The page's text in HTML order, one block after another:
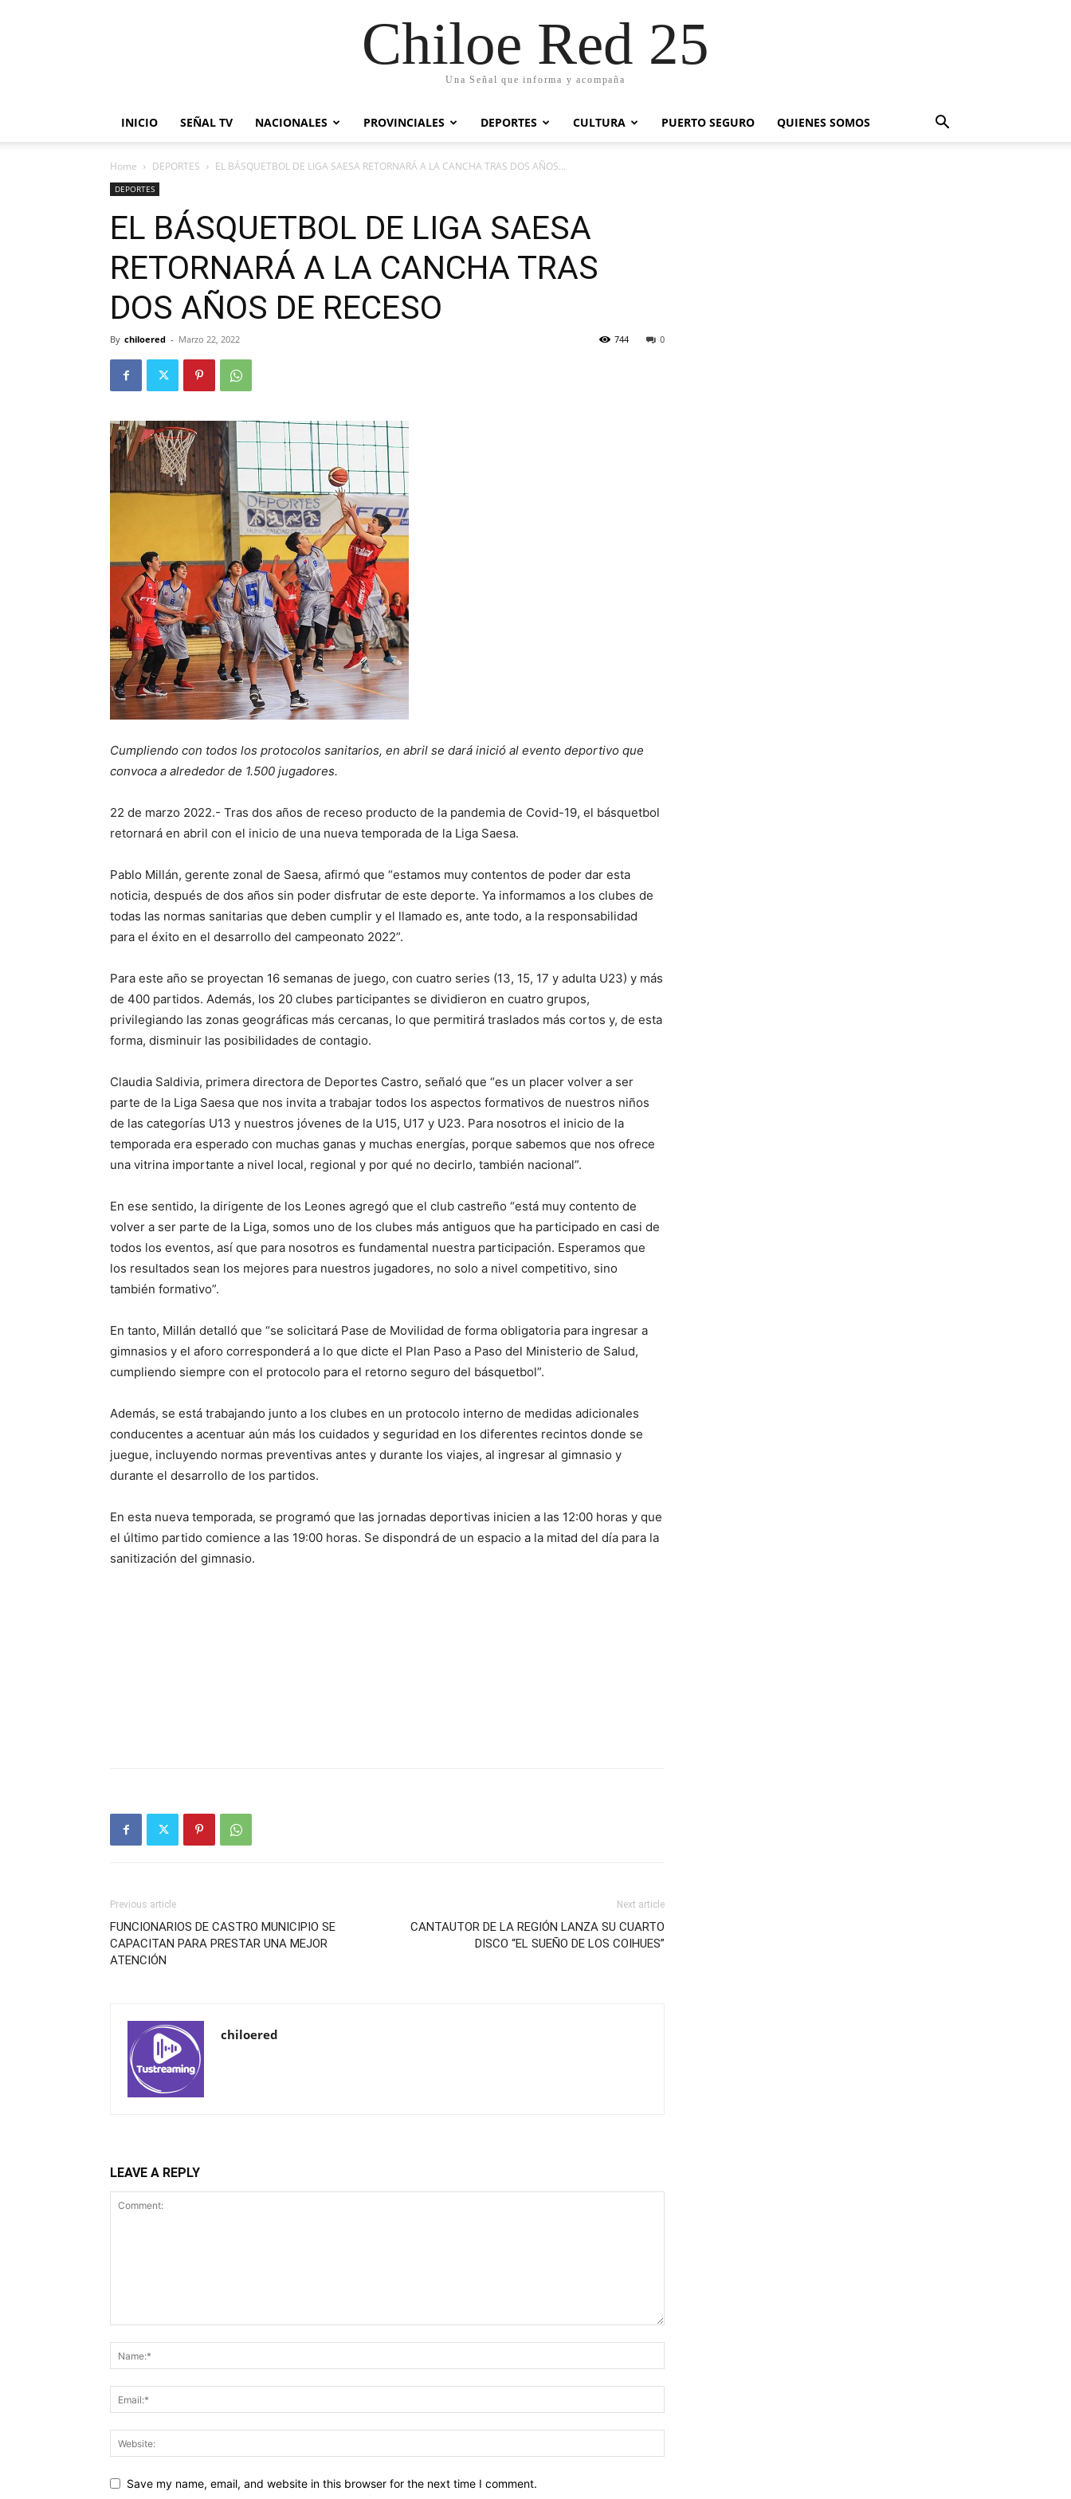
Chiloe Red 25
Una Señal que informa y acompaña
INICIO SEÑAL TV NACIONALES PROVINCIALES DEPORTES CULTURA PUERTO SEGURO QUIENES SOMOS
Home DEPORTES EL BÁSQUETBOL DE LIGA SAESA RETORNARÁ A LA CANCHA TRAS DOS AÑOS...
DEPORTES
EL BÁSQUETBOL DE LIGA SAESA
RETORNARÁ A LA CANCHA TRAS
DOS AÑOS DE RECESO
By chiloered - Marzo 22, 2022 0
744
Cumpliendo con todos los protocolos sanitarios, en abril se dará inició al evento deportivo que
convoca a alrededor de 1.500 jugadores.
22 de marzo 2022.- Tras dos años de receso producto de la pandemia de Covid-19, el básquetbol
retornará en abril con el inicio de una nueva temporada de la Liga Saesa.
Pablo Millán, gerente zonal de Saesa, afirmó que “estamos muy contentos de poder dar esta
noticia, después de dos años sin poder disfrutar de este deporte. Ya informamos a los clubes de
todas las normas sanitarias que deben cumplir y el llamado es, ante todo, a la responsabilidad
para el éxito en el desarrollo del campeonato 2022”.
Para este año se proyectan 16 semanas de juego, con cuatro series (13, 15, 17 y adulta U23) y más
de 400 partidos. Además, los 20 clubes participantes se dividieron en cuatro grupos,
privilegiando las zonas geográficas más cercanas, lo que permitirá traslados más cortos y, de esta
forma, disminuir las posibilidades de contagio.
Claudia Saldivia, primera directora de Deportes Castro, señaló que “es un placer volver a ser
parte de la Liga Saesa que nos invita a trabajar todos los aspectos formativos de nuestros niños
de las categorías U13 y nuestros jóvenes de la U15, U17 y U23. Para nosotros el inicio de la
temporada era esperado con muchas ganas y muchas energías, porque sabemos que nos ofrece
una vitrina importante a nivel local, regional y por qué no decirlo, también nacional”.
En ese sentido, la dirigente de los Leones agregó que el club castreño “está muy contento de
volver a ser parte de la Liga, somos uno de los clubes más antiguos que ha participado en casi de
todos los eventos, así que para nosotros es fundamental nuestra participación. Esperamos que
los resultados sean los mejores para nuestros jugadores, no solo a nivel competitivo, sino
también formativo”.
En tanto, Millán detalló que “se solicitará Pase de Movilidad de forma obligatoria para ingresar a
gimnasios y el aforo corresponderá a lo que dicte el Plan Paso a Paso del Ministerio de Salud,
cumpliendo siempre con el protocolo para el retorno seguro del básquetbol”.
Además, se está trabajando junto a los clubes en un protocolo interno de medidas adicionales
conducentes a acentuar aún más los cuidados y seguridad en los diferentes recintos donde se
juegue, incluyendo normas preventivas antes y durante los viajes, al ingresar al gimnasio y
durante el desarrollo de los partidos.
En esta nueva temporada, se programó que las jornadas deportivas inicien a las 12:00 horas y que
el último partido comience a las 19:00 horas. Se dispondrá de un espacio a la mitad del día para la
sanitización del gimnasio.
Previous article
FUNCIONARIOS DE CASTRO MUNICIPIO SE
CAPACITAN PARA PRESTAR UNA MEJOR
ATENCIÓN
Next article
CANTAUTOR DE LA REGIÓN LANZA SU CUARTO
DISCO “EL SUEÑO DE LOS COIHUES”
chiloered
LEAVE A REPLY
Save my name, email, and website in this browser for the next time I comment.